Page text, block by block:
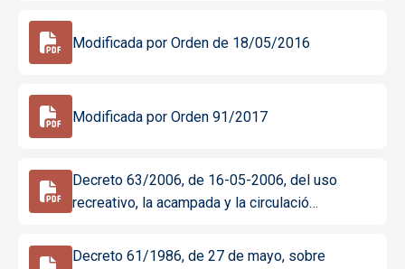
Modificada por Orden de 18/05/2016
Modificada por Orden 91/2017
Decreto 63/2006, de 16-05-2006, del uso
recreativo, la acampada y la circulació…
Decreto 61/1986, de 27 de mayo, sobre